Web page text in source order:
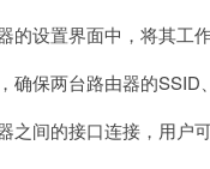
设置界面中，将其工作
保两台路由器的SSID
间的接口连接，用户可